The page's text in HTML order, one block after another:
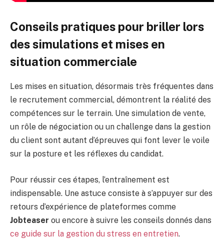
Conseils pratiques pour briller lors
des simulations et mises en
situation commerciale
Les mises en situation, désormais très fréquentes dans
le recrutement commercial, démontrent la réalité des
compétences sur le terrain. Une simulation de vente,
un rôle de négociation ou un challenge dans la gestion
du client sont autant d’épreuves qui font lever le voile
sur la posture et les réflexes du candidat.
Pour réussir ces étapes, l’entraînement est
indispensable. Une astuce consiste à s’appuyer sur des
retours d’expérience de plateformes comme
Jobteaser ou encore à suivre les conseils donnés dans
ce guide sur la gestion du stress en entretien.